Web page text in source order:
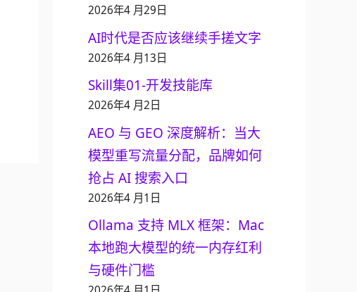
2026年4 月29日
AI时代是否应该继续手搓文字
2026年4 月13日
Skill集01-开发技能库
2026年4 月2日
AEO 与 GEO 深度解析：当大
模型重写流量分配，品牌如何
抢占 AI 搜索入口
2026年4 月1日
Ollama 支持 MLX 框架：Mac
本地跑大模型的统一内存红利
与硬件门槛